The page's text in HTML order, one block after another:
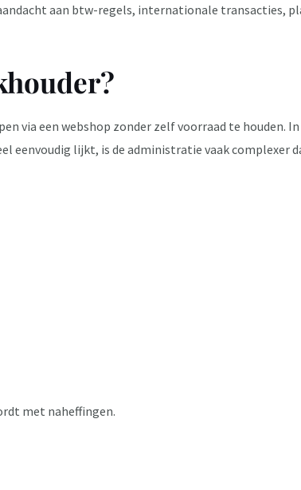
aan btw-regels, internationale transacties,
via een webshop zonder zelf voorraad te houden.
eenvoudig lijkt, is de administratie vaak complexer
met naheffingen.